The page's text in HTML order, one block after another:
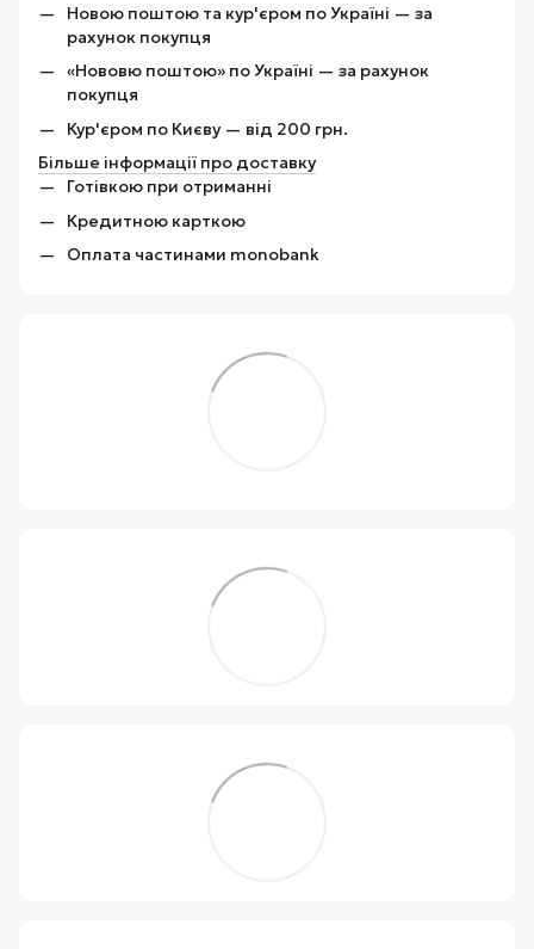
Новою поштою та кур'єром по Україні — за
рахунок покупця
«Нововю поштою» по Україні — за рахунок
покупця
Кур'єром по Києву — від 200 грн.
Більше інформації про доставку
Готівкою при отриманні
Кредитною карткою
Оплата частинами monobank